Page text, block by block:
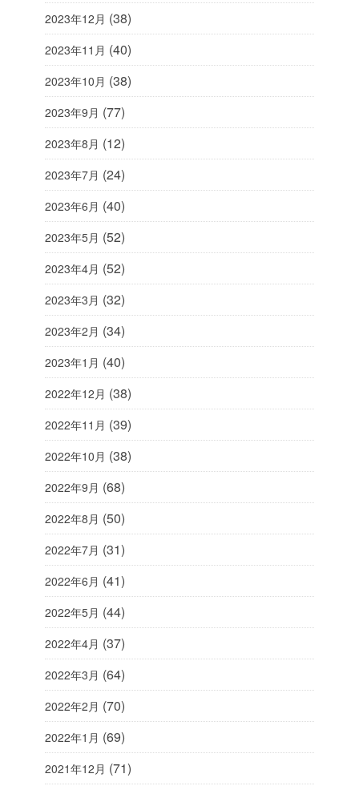
2023年12月 (38)
2023年11月 (40)
2023年10月 (38)
2023年9月 (77)
2023年8月 (12)
2023年7月 (24)
2023年6月 (40)
2023年5月 (52)
2023年4月 (52)
2023年3月 (32)
2023年2月 (34)
2023年1月 (40)
2022年12月 (38)
2022年11月 (39)
2022年10月 (38)
2022年9月 (68)
2022年8月 (50)
2022年7月 (31)
2022年6月 (41)
2022年5月 (44)
2022年4月 (37)
2022年3月 (64)
2022年2月 (70)
2022年1月 (69)
2021年12月 (71)